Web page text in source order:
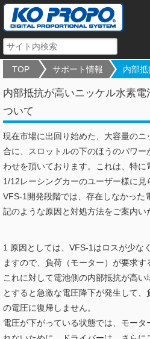
TOP サポート情報 内部抵
内部抵抗が高いニッケル水素
ついて
現在市場に出回り始めた、大容量の
合に、スロットルの下のほうのパワ
わせを頂いております。これは、特に
1/12レーシングカーのユーザー様に見
VFS-1開発段階では、存在しなかった
記のような原因と対処方法をご案内い
1 原因としては、VFS-1はロスが少な
ますので、負荷（モーター）が要求す
これに対して電池側の内部抵抗が高
とすると急激な電圧降下が発生して
の電圧に復帰しません。
電圧が下がっている状態では、モー